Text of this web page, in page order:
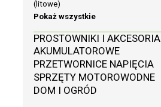
(litowe)
Pokaż wszystkie
PROSTOWNIKI I AKCESORIA
AKUMULATOROWE
PRZETWORNICE NAPIĘCIA
SPRZĘTY MOTOROWODNE
DOM I OGRÓD